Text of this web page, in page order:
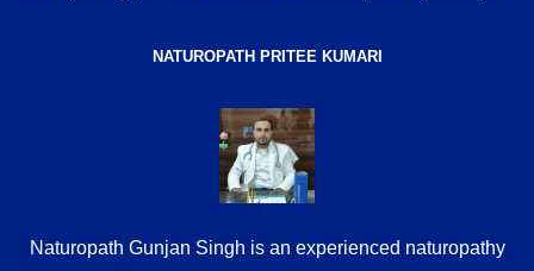
NATUROPATH PRITEE KUMARI
Naturopath Gunjan Singh is an experienced naturopathy